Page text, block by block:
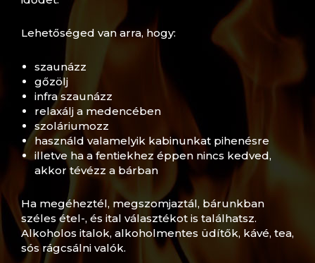
Lehetőséged van arra, hogy:
szaunázz
gőzölj
infra szaunázz
relaxálj a medencében
szoláriumozz
használd valamelyik kabinunkat pihenésre
illetve ha a fentiekhez éppen nincs kedved,
akkor tévézz a bárban
Ha megéheztél, megszomjaztál, bárunkban
széles étel-, és ital választékot is találhatsz.
Alkoholos italok, alkoholmentes üdítők, kávé, tea,
sós rágcsálni valók.